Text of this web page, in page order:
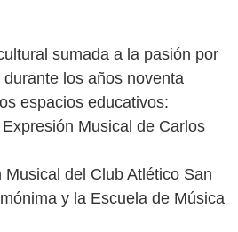
sumada a la pasión por
los años noventa
espacios educativos:
Musical de Carlos
del Club Atlético San
y la Escuela de Música